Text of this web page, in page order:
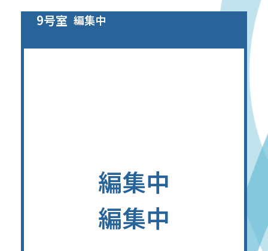
9号室 編集中
編集中
編集中